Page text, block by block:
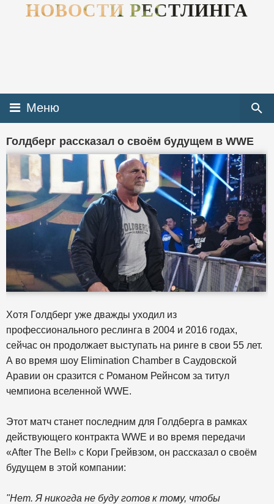
НОВОСТИ РЕСТЛИНГА
Меню
Голдберг рассказал о своём будущем в WWE
Хотя Голдберг уже дважды уходил из
профессионального реслинга в 2004 и 2016 годах,
сейчас он продолжает выступать на ринге в свои 55 лет.
А во время шоу Elimination Chamber в Саудовской
Аравии он сразится с Романом Рейнсом за титул
чемпиона вселенной WWE.
Этот матч станет последним для Голдберга в рамках
действующего контракта WWE и во время передачи
«After The Bell» с Кори Грейвзом, он рассказал о своём
будущем в этой компании:
"Нет. Я никогда не буду готов к тому, чтобы